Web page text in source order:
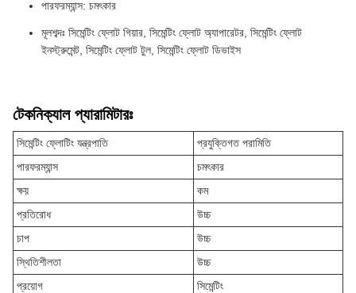
পারফরম্যান্স: চমৎকার
মূলশব্দঃ সিমেন্টিং ফ্লোট গিয়ার, সিমেন্টিং ফ্লোট অ্যাপারেটর, সিমেন্টিং ফ্লোট
ইনস্ট্রুমেন্ট, সিমেন্টিং ফ্লোট টুল, সিমেন্টিং ফ্লোট ডিভাইস
টেকনিক্যাল প্যারামিটারঃ
সিমেন্টিং ফ্লোটিং যন্ত্রপাতি
প্রযুক্তিগত পরামিতি
পারফরম্যান্স
চমৎকার
ক্ষয়
কম
প্রতিরোধ
উচ্চ
চাপ
উচ্চ
স্থিতিশীলতা
উচ্চ
প্রয়োগ
সিমেন্টিং